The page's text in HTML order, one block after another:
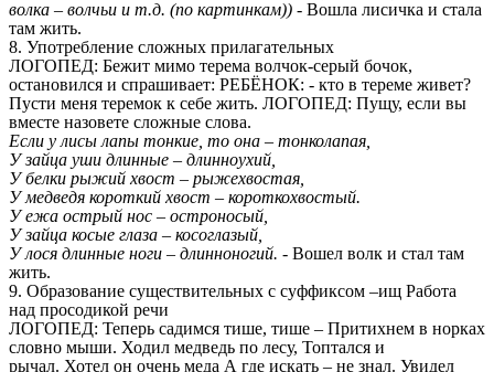
волка – волчьи и т.д. (по картинкам)) - Вошла лисичка и стала
там жить.
8. Употребление сложных прилагательных
ЛОГОПЕД: Бежит мимо терема волчок-серый бочок,
остановился и спрашивает: РЕБЁНОК: - кто в тереме живет?
Пусти меня теремок к себе жить. ЛОГОПЕД: Пущу, если вы
вместе назовете сложные слова.
Если у лисы лапы тонкие, то она – тонколапая,
У зайца уши длинные – длинноухий,
У белки рыжий хвост – рыжехвостая,
У медведя короткий хвост – короткохвостый.
У ежа острый нос – остроносый,
У зайца косые глаза – косоглазый,
У лося длинные ноги – длинноногий. - Вошел волк и стал там
жить.
9. Образование существительных с суффиксом –ищ Работа
над просодикой речи
ЛОГОПЕД: Теперь садимся тише, тише – Притихнем в норках
словно мыши. Ходил медведь по лесу, Топтался и
рычал. Хотел он очень меда А где искать – не знал. Увидел